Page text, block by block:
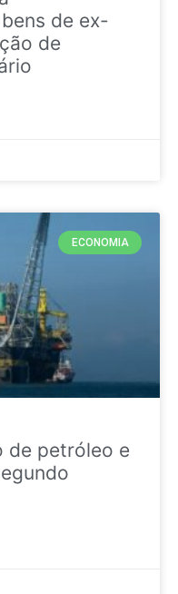
de ex-
de
ECONOMIA
de petróleo e